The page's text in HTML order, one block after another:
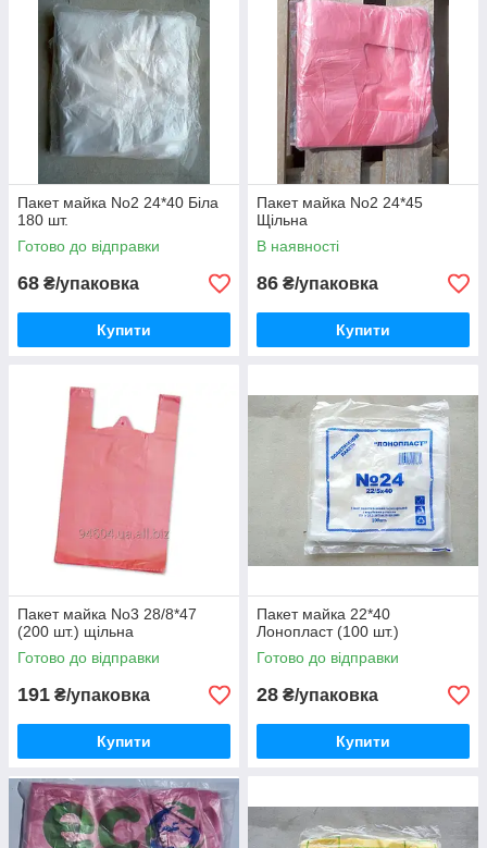
Пакет майка No2 24*40 Біла
180 шт.
Готово до відправки
68 ₴/упаковка
Купити
Пакет майка No2 24*45
Щільна
В наявності
86 ₴/упаковка
Купити
Пакет майка No3 28/8*47
(200 шт.) щільна
Готово до відправки
191 ₴/упаковка
Купити
Пакет майка 22*40
Лонопласт (100 шт.)
Готово до відправки
28 ₴/упаковка
Купити